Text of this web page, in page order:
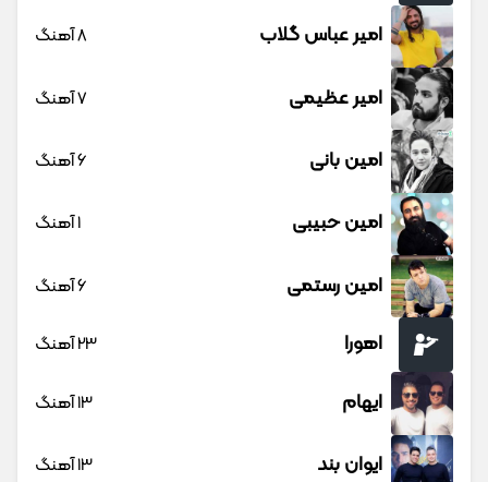
امیر عباس گلاب 8 آهنگ
امیر عظیمی 7 آهنگ
امین بانی 6 آهنگ
امین حبیبی 1 آهنگ
امین رستمی 6 آهنگ
اهورا 23 آهنگ
ایهام 13 آهنگ
ایوان بند 13 آهنگ